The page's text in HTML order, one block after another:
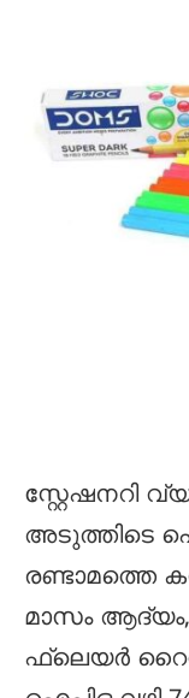
സ്റ്റേഷനറി
അടുത്തിടെ
രണ്ടാമത്തെ
മാസം ആദ്യം,
ഫ്ലെയർ